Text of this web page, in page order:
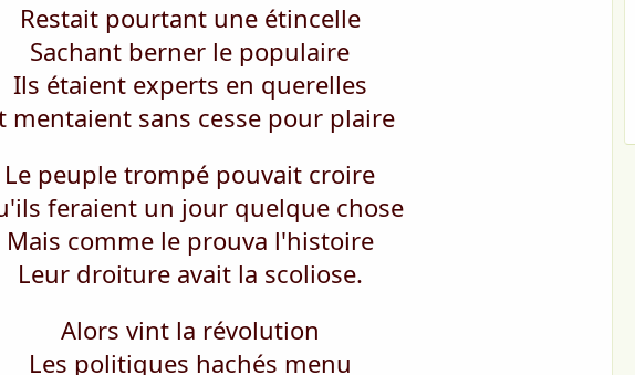
Restait pourtant une étincelle
Sachant berner le populaire
Ils étaient experts en querelles
mentaient sans cesse pour plaire
Le peuple trompé pouvait croire
feraient un jour quelque chose
Mais comme le prouva l'histoire
Leur droiture avait la scoliose.
Alors vint la révolution
Les politiques hachés menu